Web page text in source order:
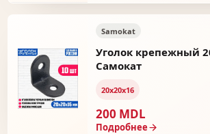
Samokat
Уголок крепежный
Самокат
20х20х16
200 MDL
Подробнее